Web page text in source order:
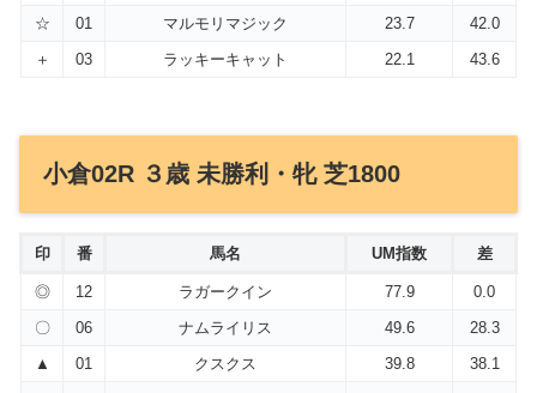
☆
01 マルモリマジック 23.7
42.0
＋
03 ラッキーキャット 22.1 43.6
小倉02R ３歳 未勝利・牝 芝1800
印 番 馬名 UM指数 差
◎ 12 ラガークイン 77.9
0.0
〇
06 ナムライリス 49.6
28.3
▲
01 クスクス 39.8
38.1